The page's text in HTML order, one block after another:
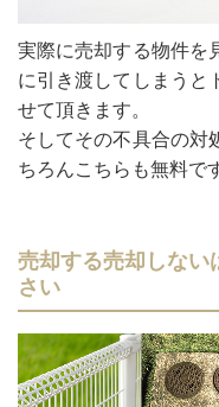
実際に売却する物件を
に引き渡してしまうと
せて頂きます。
そしてその不具合の対
ちろんこちらも無料で
売却する売却しない
さい